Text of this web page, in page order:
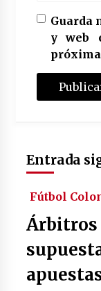
Guarda
y web
próxima
Entrada
Fútbol
Árbitros